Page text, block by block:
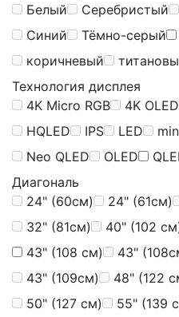
Белый
Серебристый
Синий
Тёмно-серый
коричневый
Технология дисплея
4K Micro RGB
4K OLED
HQLED
IPS LED
Neo QLED
OLED
Диагональ
24" (60см)
24" (61см)
32" (81см)
40" (102
43" (108 см)
43"
43" (109см)
48" (122
50" (127 см)
55" (139